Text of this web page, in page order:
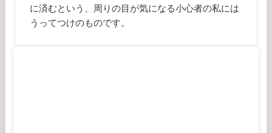
に済むという、周りの目が気になる小心者の私には
うってつけのものです。